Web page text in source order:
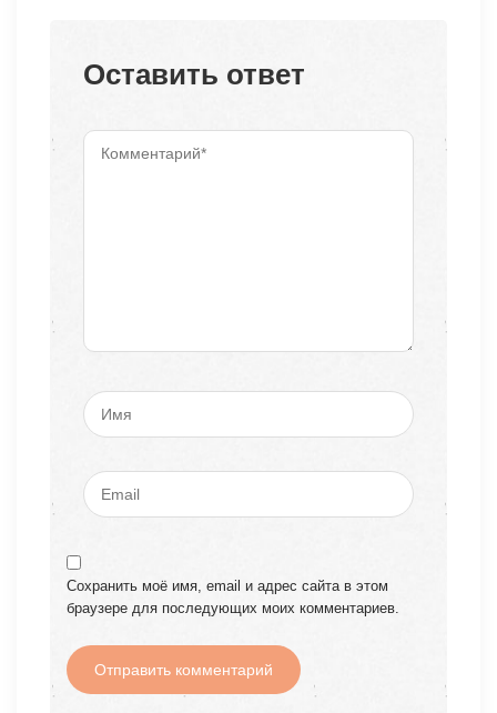
Оставить ответ
Сохранить моё имя, email и адрес сайта в этом
браузере для последующих моих комментариев.